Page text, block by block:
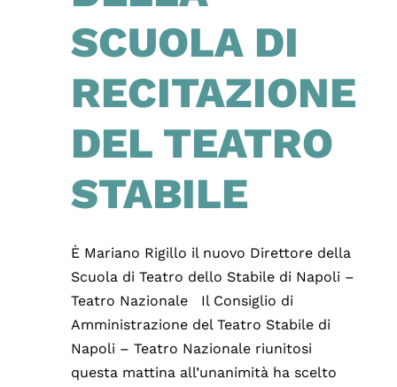
SCUOLA DI
RECITAZIONE
DEL TEATRO
STABILE
È Mariano Rigillo il nuovo Direttore della
Scuola di Teatro dello Stabile di Napoli –
Teatro Nazionale Il Consiglio di
Amministrazione del Teatro Stabile di
Napoli – Teatro Nazionale riunitosi
questa mattina all’unanimità ha scelto